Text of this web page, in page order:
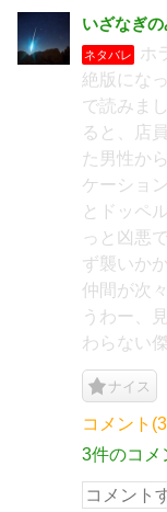
いざなぎの
ネタバレ
ホ
絶版にな
で読みま
ると、店
た男性か
ケーショ
とドッペ
っと凶悪
ず襲いか
仲間が次
うわー、
わらない
ナイス
コメント
3件のコメ